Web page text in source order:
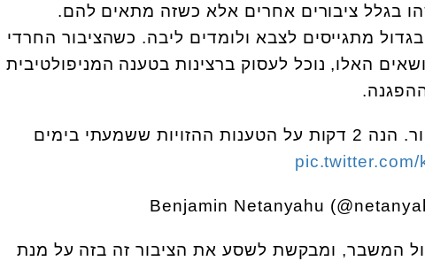
בגלל ציבורים אחרים אלא כשזה מתאים להם.
מתגייסים לצבא ולומדים ליבה. כשהציבור החרדי
האלו, נוכל לעסוק ברצינות בטענה המניפולטיבית
שאלו אותי על ההפגנות בבלפור. הנה 2 דקות על הטענות ההזויות ששמעתי בימים
המשבר, ומבקשת לשסע את הציבור זה בזה על מנת